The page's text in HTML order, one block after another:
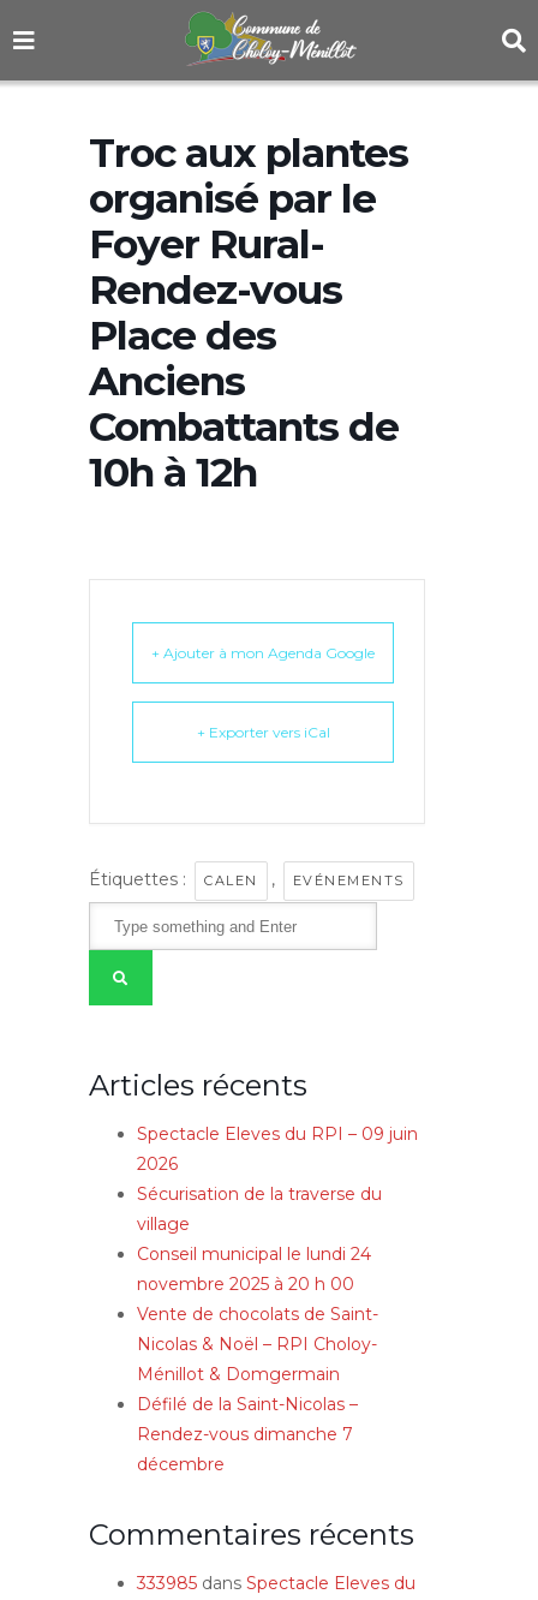
Troc aux plantes
organisé par le
Foyer Rural-
Rendez-vous
Place des
Anciens
Combattants de
10h à 12h
+ Ajouter à mon Agenda Google
+ Exporter vers iCal
Étiquettes : CALEN , EVÉNEMENTS
Articles récents
Spectacle Eleves du RPI – 09 juin
2026
Sécurisation de la traverse du
village
Conseil municipal le lundi 24
novembre 2025 à 20 h 00
Vente de chocolats de Saint-
Nicolas & Noël – RPI Choloy-
Ménillot & Domgermain
Défilé de la Saint-Nicolas –
Rendez-vous dimanche 7
décembre
Commentaires récents
333985 dans Spectacle Eleves du